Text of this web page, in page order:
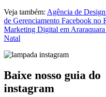
Veja também: Agência de
de Gerenciamento Facebook no
Marketing Digital em Araraquara
Natal
Baixe nosso guia do
instagram